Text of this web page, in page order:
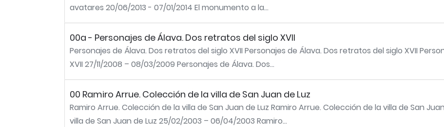
avatares 20/06/2013 - 07/01/2014 El monumento a la...
00a - Personajes de Álava. Dos retratos del siglo XVII
Personajes de Álava. Dos retratos del siglo XVII Personajes de Álava. Dos retratos del siglo XVII
XVII 27/11/2008 – 08/03/2009 Personajes de Álava. Dos...
00 Ramiro Arrue. Colección de la villa de San Juan de Luz
Ramiro Arrue. Colección de la villa de San Juan de Luz Ramiro Arrue. Colección de la villa de San
villa de San Juan de Luz 25/02/2003 – 06/04/2003 Ramiro...